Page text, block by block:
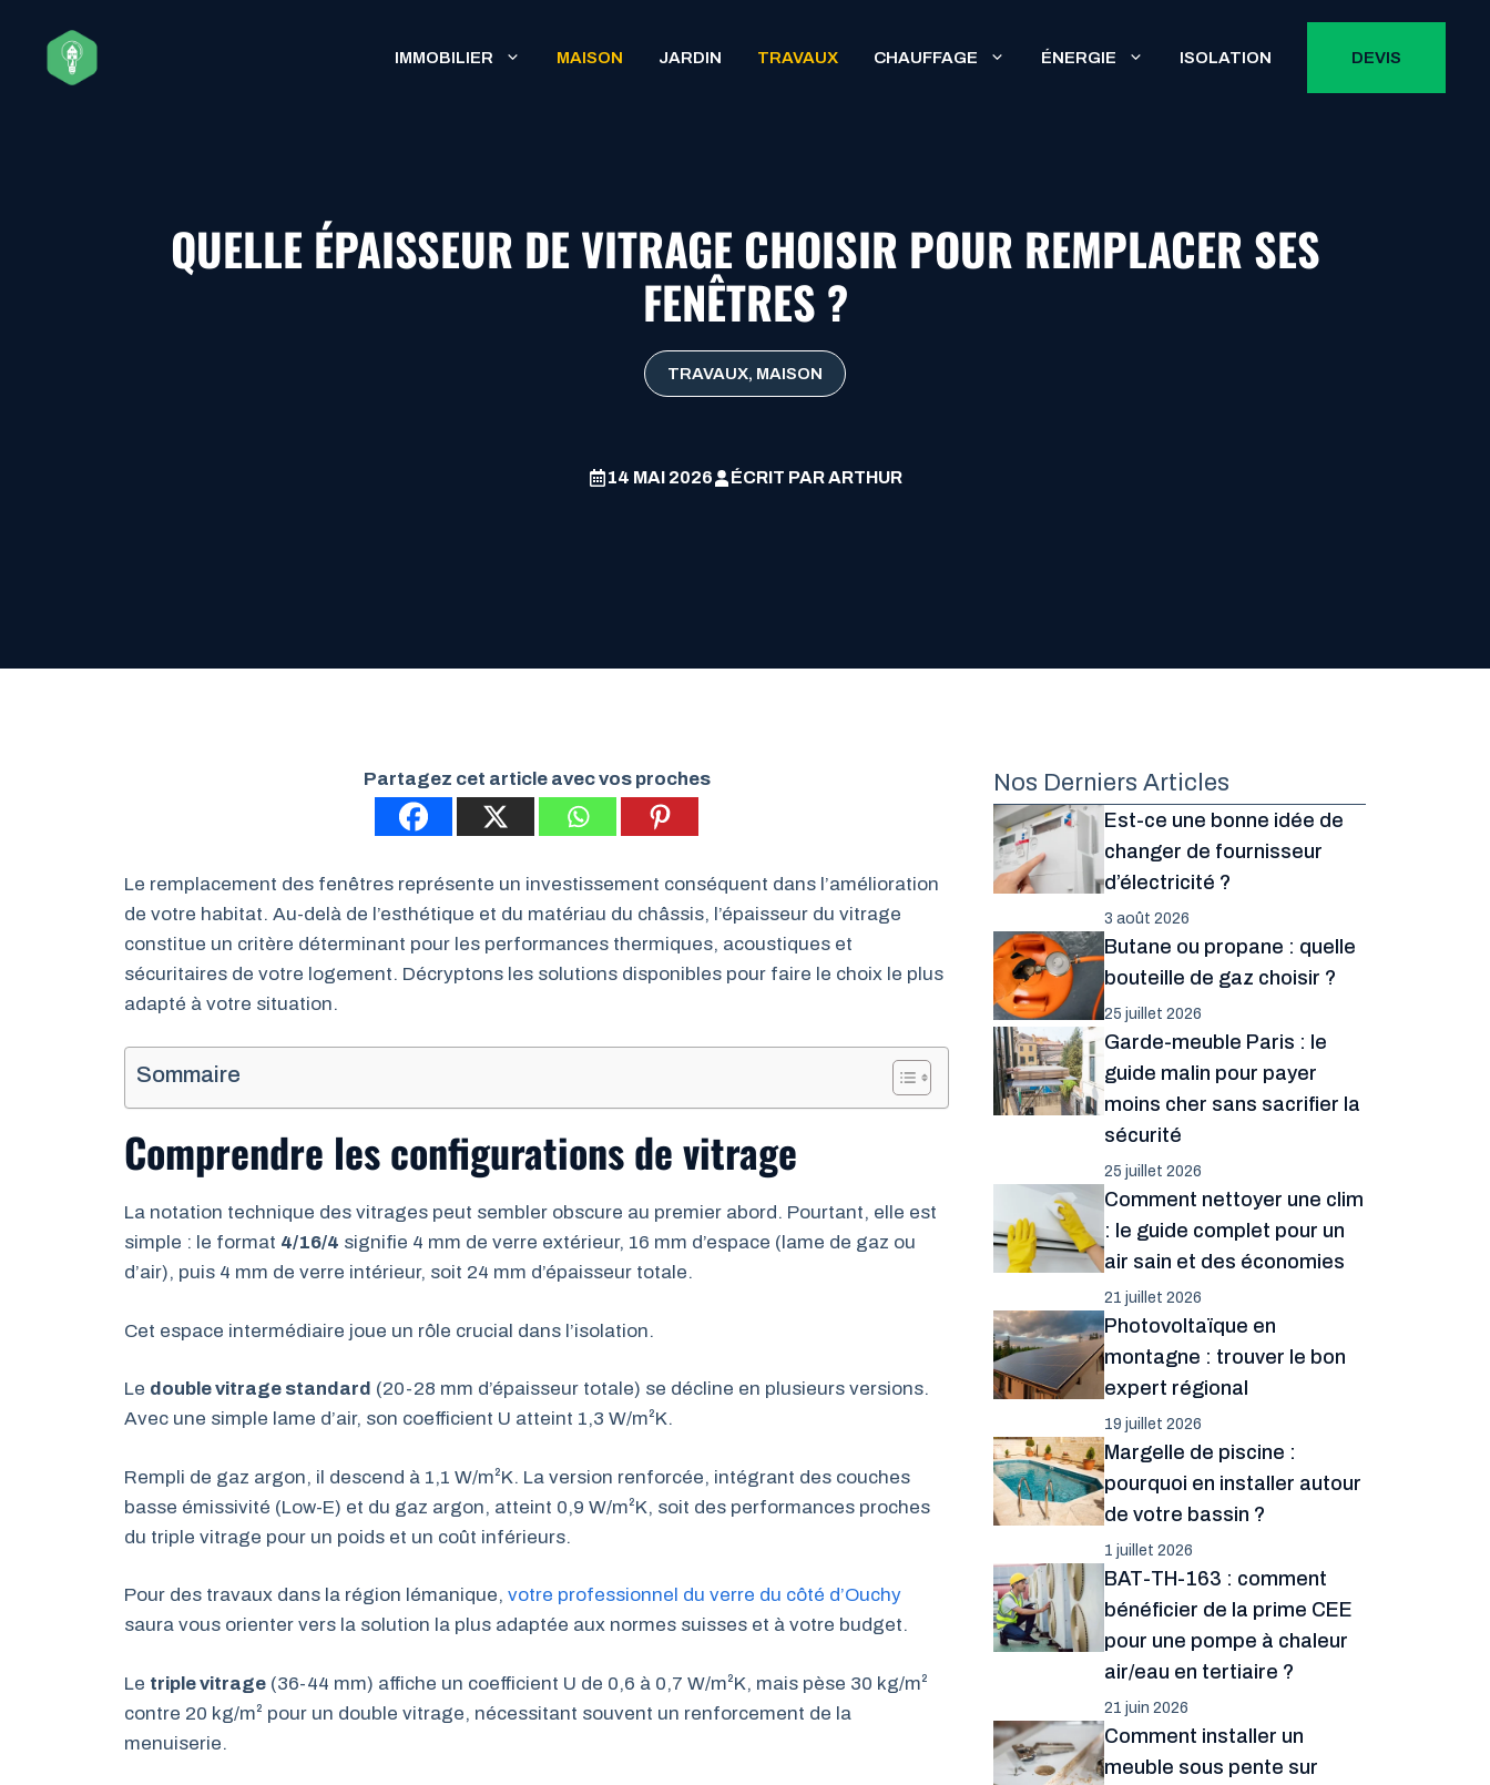
contenu
IMMOBILIER MAISON JARDIN TRAVAUX CHAUFFAGE ÉNERGIE ISOLATION DEVIS
QUELLE ÉPAISSEUR DE VITRAGE CHOISIR POUR REMPLACER SES
FENÊTRES ?
TRAVAUX, MAISON
14 MAI 2026 ÉCRIT PARARTHUR
Partagez cet article avec vos proches
Le remplacement des fenêtres représente un investissement conséquent dans l’amélioration
de votre habitat. Au-delà de l’esthétique et du matériau du châssis, l’épaisseur du vitrage
constitue un critère déterminant pour les performances thermiques, acoustiques et
sécuritaires de votre logement. Décryptons les solutions disponibles pour faire le choix le plus
adapté à votre situation.
Sommaire
Comprendre les configurations de vitrage
La notation technique des vitrages peut sembler obscure au premier abord. Pourtant, elle est
simple : le format 4/16/4 signifie 4 mm de verre extérieur, 16 mm d’espace (lame de gaz ou
d’air), puis 4 mm de verre intérieur, soit 24 mm d’épaisseur totale.
Cet espace intermédiaire joue un rôle crucial dans l’isolation.
Le double vitrage standard (20-28 mm d’épaisseur totale) se décline en plusieurs versions.
Avec une simple lame d’air, son coefficient U atteint 1,3 W/m²K.
Rempli de gaz argon, il descend à 1,1 W/m²K. La version renforcée, intégrant des couches
basse émissivité (Low-E) et du gaz argon, atteint 0,9 W/m²K, soit des performances proches
du triple vitrage pour un poids et un coût inférieurs.
Pour des travaux dans la région lémanique, votre professionnel du verre du côté d’Ouchy
saura vous orienter vers la solution la plus adaptée aux normes suisses et à votre budget.
Le triple vitrage (36-44 mm) affiche un coefficient U de 0,6 à 0,7 W/m²K, mais pèse 30 kg/m²
contre 20 kg/m² pour un double vitrage, nécessitant souvent un renforcement de la
menuiserie.
Nos Derniers Articles
Est-ce une bonne idée de
changer de fournisseur
d’électricité ?
3 août 2026
Butane ou propane : quelle
bouteille de gaz choisir ?
25 juillet 2026
Garde-meuble Paris : le
guide malin pour payer
moins cher sans sacrifier la
sécurité
25 juillet 2026
Comment nettoyer une clim
: le guide complet pour un
air sain et des économies
21 juillet 2026
Photovoltaïque en
montagne : trouver le bon
expert régional
19 juillet 2026
Margelle de piscine :
pourquoi en installer autour
de votre bassin ?
1 juillet 2026
BAT-TH-163 : comment
bénéficier de la prime CEE
pour une pompe à chaleur
air/eau en tertiaire ?
21 juin 2026
Comment installer un
meuble sous pente sur